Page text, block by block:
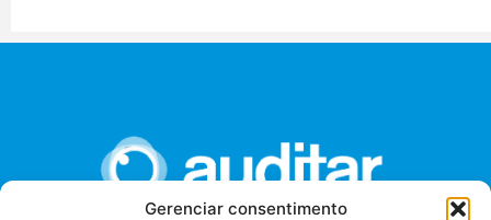
Gerenciar consentimento